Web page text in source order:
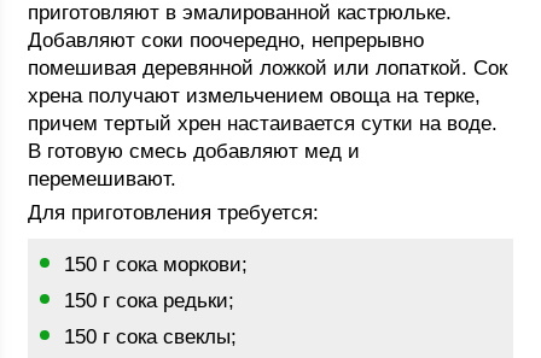
приготовляют в эмалированной кастрюльке.
Добавляют соки поочередно, непрерывно
помешивая деревянной ложкой или лопаткой. Сок
хрена получают измельчением овоща на терке,
причем тертый хрен настаивается сутки на воде.
В готовую смесь добавляют мед и
перемешивают.
Для приготовления требуется:
150 г сока моркови;
150 г сока редьки;
150 г сока свеклы;